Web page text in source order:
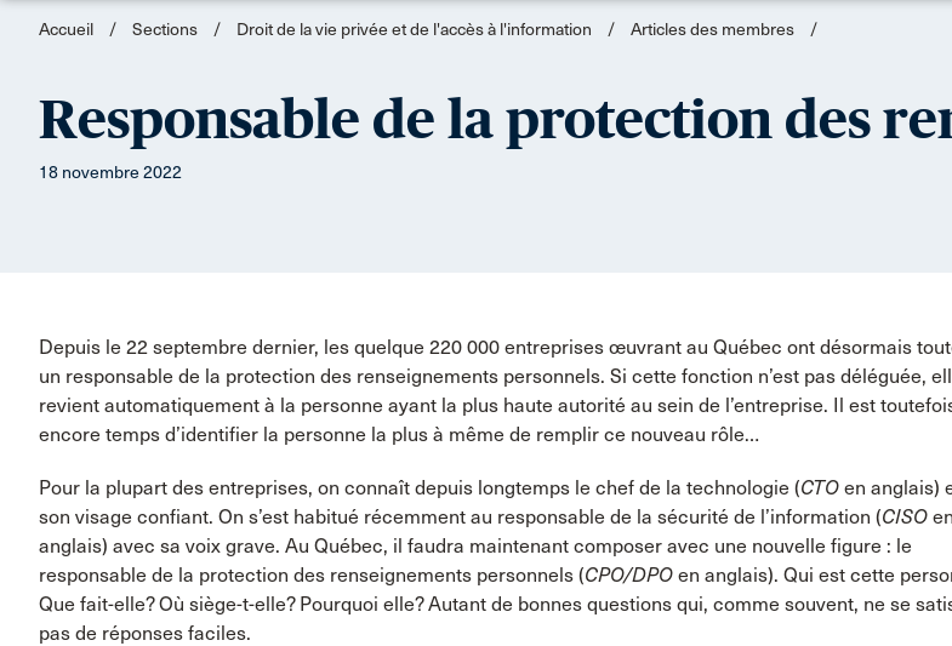
Accueil / Sections / Droit de la vie privée et de l'accès à l'information / Articles des membres /
Responsable de la protection des
18 novembre 2022
Depuis le 22 septembre dernier, les quelque 220 000 entreprises œuvrant au Québec ont désormais
un responsable de la protection des renseignements personnels. Si cette fonction n’est pas déléguée,
revient automatiquement à la personne ayant la plus haute autorité au sein de l’entreprise. Il est
encore temps d’identifier la personne la plus à même de remplir ce nouveau rôle…
Pour la plupart des entreprises, on connaît depuis longtemps le chef de la technologie (CTO en anglais)
son visage confiant. On s’est habitué récemment au responsable de la sécurité de l’information (CISO en
anglais) avec sa voix grave. Au Québec, il faudra maintenant composer avec une nouvelle figure : le
responsable de la protection des renseignements personnels (CPO/DPO en anglais). Qui est cette
Que fait-elle? Où siège-t-elle? Pourquoi elle? Autant de bonnes questions qui, comme souvent, ne se
pas de réponses faciles.